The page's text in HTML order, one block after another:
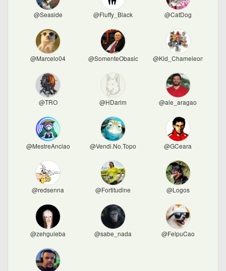
@Seaside @Fluffy_Black @CatDog
@Marcelo04 @SomenteObasico @Kid_Chameleon
@TRO @HDarim @ale_aragao
@MestreAnciao @Vendi.No.Topo @GCeara
@redsenna @Fortitudine @Logos
@zehguleba @sabe_nada @FelpuCao